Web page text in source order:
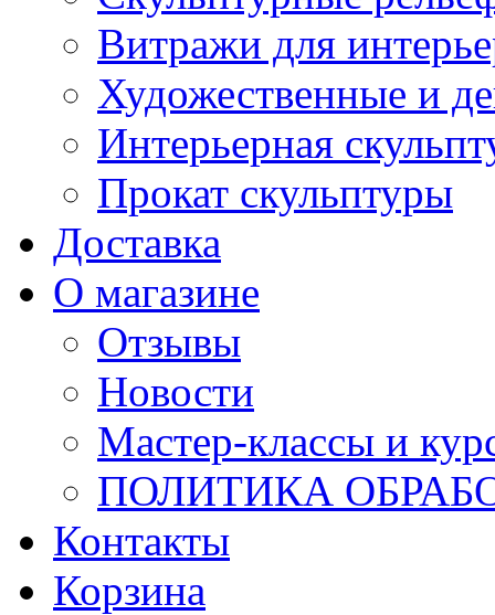
Витражи для
Художественные и
Интерьерная
Прокат скульптуры
Доставка
О магазине
Отзывы
Новости
Мастер-классы и
ПОЛИТИКА
Контакты
Корзина